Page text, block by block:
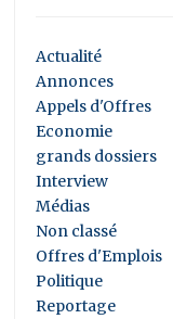
Actualité
Annonces
Appels d'Offres
Economie
grands dossiers
Interview
Médias
Non classé
Offres d'Emplois
Politique
Reportage